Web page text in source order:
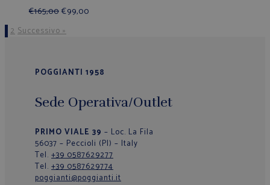
€165,00€99,00
2Successivo »
POGGIANTI 1958
Sede Operativa/Outlet
PRIMO VIALE 39 – Loc. La Fila
56037 – Peccioli (PI) – Italy
Tel. +39 0587629277
Tel. +39 0587629774
poggianti@poggianti.it